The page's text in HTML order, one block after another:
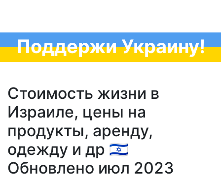
Поддержи Украину!
Стоимость жизни в
Израиле, цены на
продукты, аренду,
одежду и др 🇮🇱
Обновлено июл 2023